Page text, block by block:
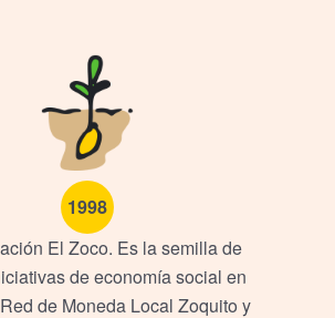
1998
El Zoco. Es la semilla de
de economía social en
de Moneda Local Zoquito y